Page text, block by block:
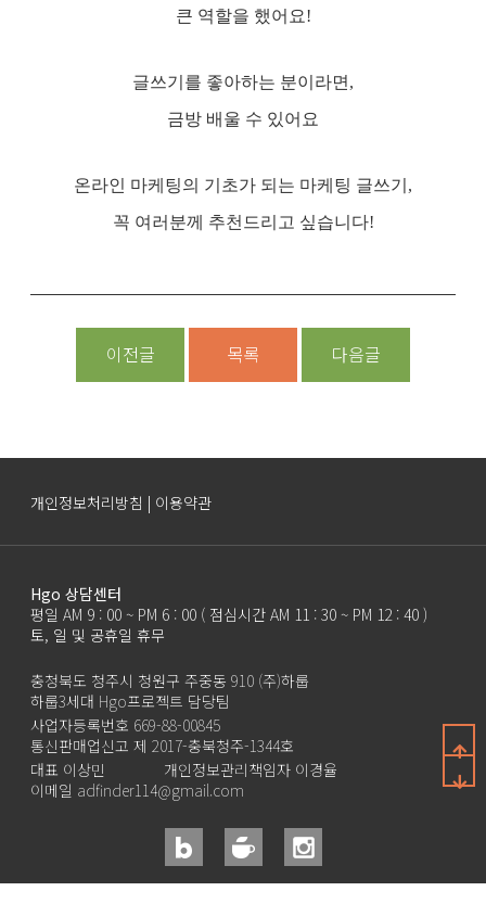
큰 역할을 했어요!
글쓰기를 좋아하는 분이라면,
금방 배울 수 있어요
온라인 마케팅의 기초가 되는 마케팅 글쓰기,
꼭 여러분께 추천드리고 싶습니다!
이전글 목록 다음글
개인정보처리방침 | 이용약관
Hgo 상담센터
평일 AM 9 : 00 ~ PM 6 : 00 ( 점심시간 AM 11 : 30 ~ PM 12 : 40 )
토, 일 및 공휴일 휴무
충청북도 청주시 청원구 주중동 910 (주)하룹
하룹3세대 Hgo프로젝트 담당팀
사업자등록번호 669-88-00845
통신판매업신고 제 2017-충북청주-1344호
대표 이상민
개인정보관리책임자 이경율
이메일 adfinder114@gmail.com